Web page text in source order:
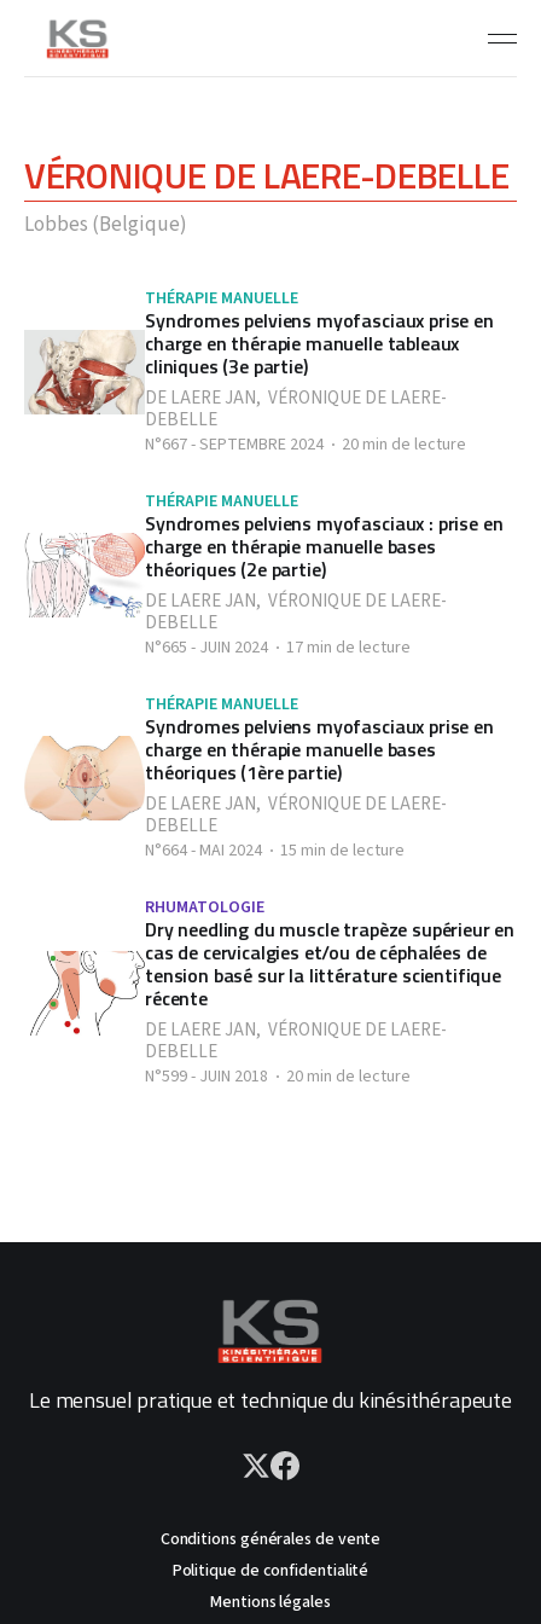
VÉRONIQUE DE LAERE-DEBELLE
Lobbes (Belgique)
THÉRAPIE MANUELLE
Syndromes pelviens myofasciaux prise en
charge en thérapie manuelle tableaux
cliniques (3e partie)
DE LAERE JAN, VÉRONIQUE DE LAERE-
DEBELLE
N°667 - SEPTEMBRE 2024 20 min de lecture
THÉRAPIE MANUELLE
Syndromes pelviens myofasciaux : prise en
charge en thérapie manuelle bases
théoriques (2e partie)
DE LAERE JAN, VÉRONIQUE DE LAERE-
DEBELLE
N°665 - JUIN 2024 17 min de lecture
THÉRAPIE MANUELLE
Syndromes pelviens myofasciaux prise en
charge en thérapie manuelle bases
théoriques (1ère partie)
DE LAERE JAN, VÉRONIQUE DE LAERE-
DEBELLE
N°664 - MAI 2024 15 min de lecture
RHUMATOLOGIE
Dry needling du muscle trapèze supérieur en
cas de cervicalgies et/ou de céphalées de
tension basé sur la littérature scientifique
récente
DE LAERE JAN, VÉRONIQUE DE LAERE-
DEBELLE
N°599 - JUIN 2018 20 min de lecture
Le mensuel pratique et technique du kinésithérapeute
Conditions générales de vente
Politique de confidentialité
Mentions légales